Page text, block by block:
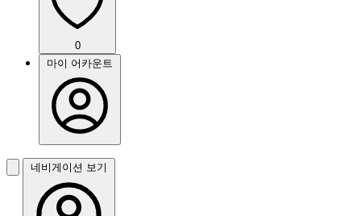
0
마이 어카운트
네비게이션 보기